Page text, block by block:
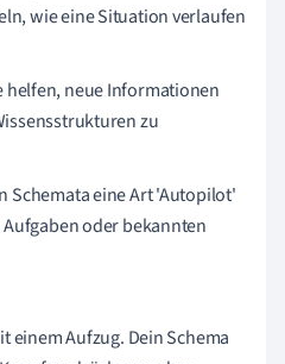
wie eine Situation verlaufen
helfen, neue Informationen
zu
Schemata eine Art 'Autopilot'
oder bekannten
einem Aufzug. Dein Schema